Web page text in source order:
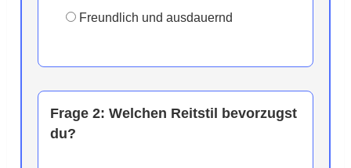
Freundlich und ausdauernd
Frage 2: Welchen Reitstil bevorzugst
du?